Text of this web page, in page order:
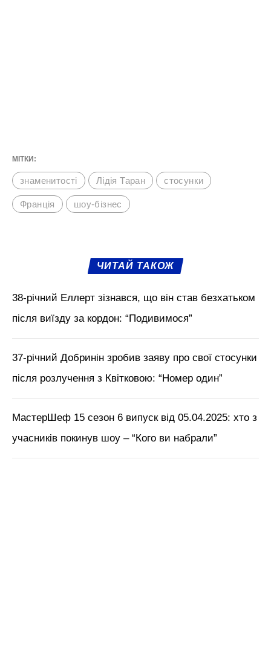
МІТКИ:
знаменитості Лідія Таран стосунки
Франція шоу-бізнес
ЧИТАЙ ТАКОЖ
38-річний Еллерт зізнався, що він став безхатьком
після виїзду за кордон: “Подивимося”
37-річний Добринін зробив заяву про свої стосунки
після розлучення з Квітковою: “Номер один”
МастерШеф 15 сезон 6 випуск від 05.04.2025: хто з
учасників покинув шоу – “Кого ви набрали”